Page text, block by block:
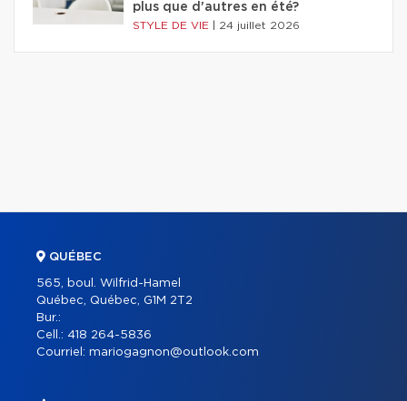
plus que d'autres en été?
STYLE DE VIE 24 juillet 2026
QUÉBEC
565, boul. Wilfrid-Hamel
Québec, Québec, G1M 2T2
Bur.:
Cell.: 418 264-5836
Courriel: mariogagnon@outlook.com